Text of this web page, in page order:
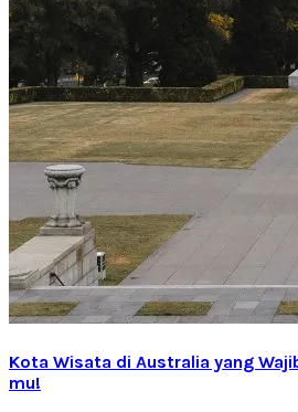
Kota Wisata di Australia yang
mu!